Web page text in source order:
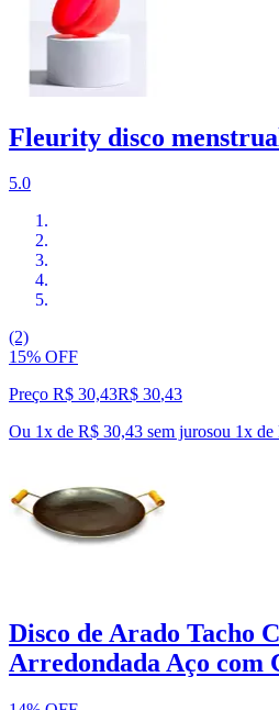
Fleurity disco
5.0
(2)
15% OFF
Preço R$ 30,43R$ 30,43
Ou 1x de R$ 30,43 sem jurosou 1x de
Disco de Arado Tacho
Arredondada Aço com